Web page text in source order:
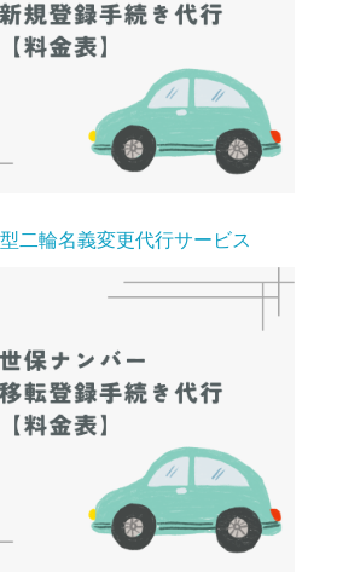
二輪名義変更代行サービス